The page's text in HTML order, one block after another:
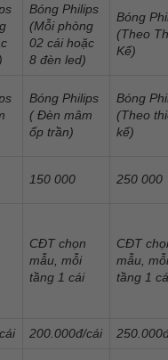
Bóng Philips
(Mỗi phòng
02 cái hoặc
8 đèn led)
Bóng
(Theo
Kế)
Bóng Philips
( Đèn mâm
ốp trần)
Bóng
(Theo
kế)
150 000 250 000
CĐT chọn
mẫu, mỗi
tầng 1 cái
CĐT
mẫu,
tầng 1
200.000đ/cái